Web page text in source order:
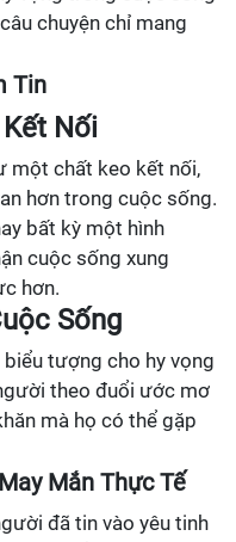
chuyện chỉ mang
Tin
Nối
một chất keo kết nối,
hơn trong cuộc sống.
bất kỳ một hình
cuộc sống xung
hơn.
Sống
tượng cho hy vọng
theo đuổi ước mơ
mà họ có thể gặp
Mắn Thực Tế
đã tin vào yêu tinh